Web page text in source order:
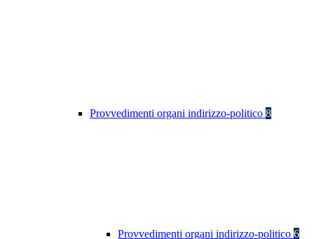
Provvedimenti organi indirizzo-politico 8
Provvedimenti organi indirizzo-politico 6